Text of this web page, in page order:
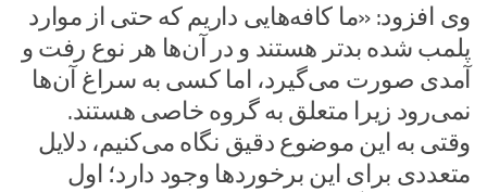
وی افزود: «ما کافه‌هایی داریم که حتی از موارد
پلمب شده بدتر هستند و در آن‌ها هر نوع رفت و
آمدی صورت می‌گیرد، اما کسی به سراغ آن‌ها
نمی‌رود زیرا متعلق به گروه خاصی هستند.
وقتی به این موضوع دقیق نگاه می‌کنیم، دلایل
متعددی برای این برخوردها وجود دارد؛ اول